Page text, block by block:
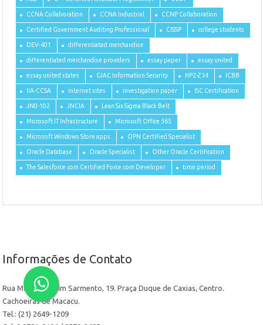
CCNA Collaboration CCNA Industrial CCNP Collaboration
Certified Government Auditing Professional CISSP college students
DEV-401 differentiated merchandise
differentiated merchandise providers essay paper essay united
essay united states GIAC Information Security HP2-Z34 ICBB
IIA-CCSA internet sites investigation paper ISC Certification
JN0-102 JNCIA Lean Six Sigma Black Belt
Microsoft IT Infrastructure Microsoft Office 365
Microsoft Windows Store apps OPN Certified Specialist
Oracle Database Oracle Specialist Other Oracle Certification
The Salesforce.com Certified Force.com Developer time period
Informações de Contato
Rua Manoel Delfim Sarmento, 19. Praça Duque de Caxias, Centro.
Cachoeiras de Macacu.
Tel.: (21) 2649-1209